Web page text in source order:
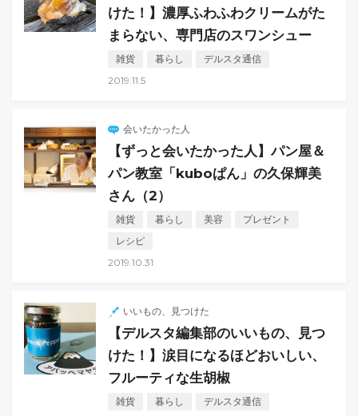
けた！】濃厚ふわふわクリームがた
まらない、専門店のスワンシュー
雑貨 暮らし
デルスタ通信
2019.11.5
会いたかった人
【ずっと会いたかった人】パン屋＆
パン教室「kuboぱん」の久保輝美
さん（2）
雑貨 暮らし 美容
プレゼント
レシピ
2019.10.31
いいもの、見つけた
【デルスタ編集部のいいもの、見つ
けた！】涙目になるほどおいしい、
フルーティな生胡椒
雑貨 暮らし
デルスタ通信